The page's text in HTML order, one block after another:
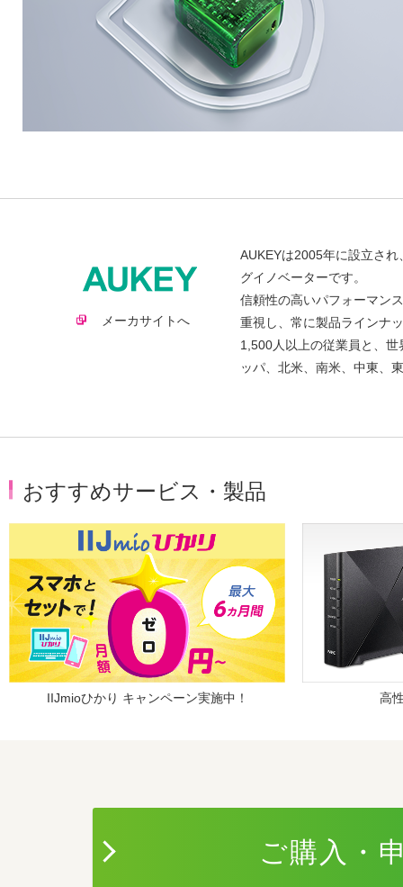
メーカサイトへ
AUKEYは2005年に設立さ
グイノベーターです。
信頼性の高いパフォーマン
重視し、常に製品ラインナ
1,500人以上の従業員と、
ッパ、北米、南米、中東、
おすすめサービス・製品
IIJmioひかり キャンペーン実施中！ 高
ご購入・